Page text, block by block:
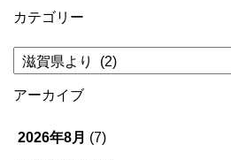
カテゴリー
カ
テ
ゴ
ー
アーカイブ
2026年8月 (7)